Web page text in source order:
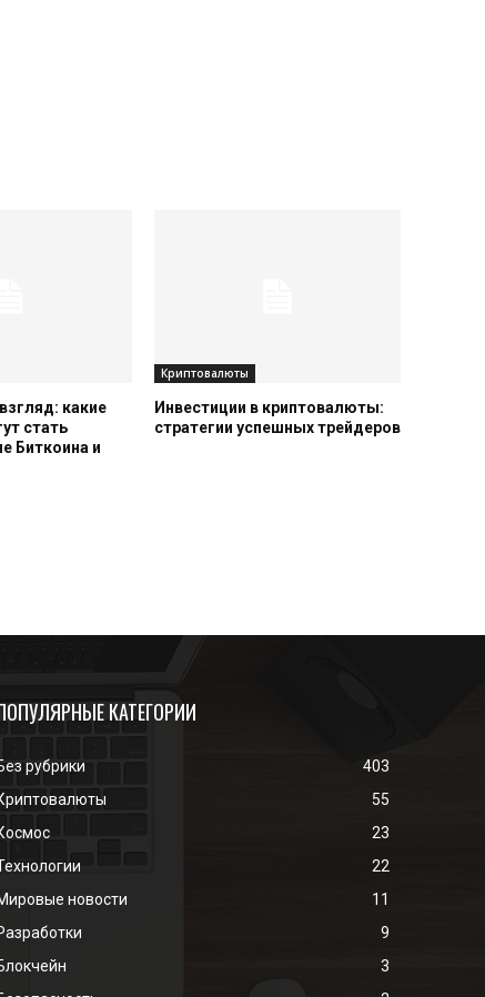
какие
стать
Биткоина и
Криптовалюты
Инвестиции в криптовалюты:
стратегии успешных трейдеров
КАТЕГОРИИ
рубрики
403
55
23
22
новости
11
9
3